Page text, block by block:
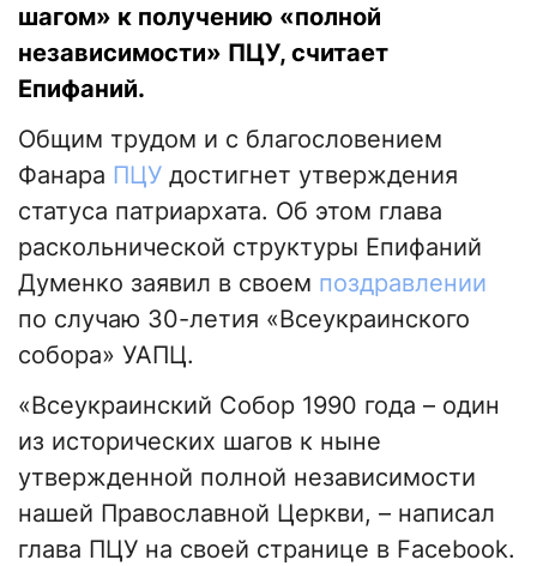
шагом» к получению «полной
независимости» ПЦУ, считает
Епифаний.
Общим трудом и с благословением
Фанара ПЦУ достигнет утверждения
статуса патриархата. Об этом глава
раскольнической структуры Епифаний
Думенко заявил в своем поздравлении
по случаю 30-летия «Всеукраинского
собора» УАПЦ.
«Всеукраинский Собор 1990 года – один
из исторических шагов к ныне
утвержденной полной независимости
нашей Православной Церкви, – написал
глава ПЦУ на своей странице в Facebook.